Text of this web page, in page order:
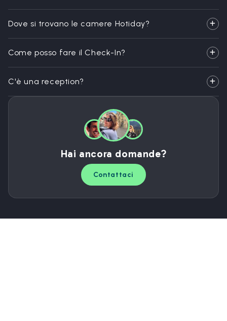
Dove si trovano le camere Hotiday?
Come posso fare il Check-In?
C'è una reception?
Hai ancora domande?
Contattaci